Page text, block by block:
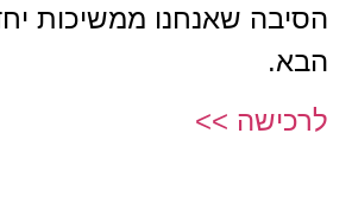
הסיבה שאנחנו ממשיכות
הבא.
לרכישה >>